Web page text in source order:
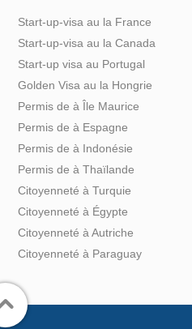
Start-up-visa au la France
Start-up-visa au la Canada
Start-up visa au Portugal
Golden Visa au la Hongrie
Permis de à Île Maurice
Permis de à Espagne
Permis de à Indonésie
Permis de à Thaïlande
Citoyenneté à Turquie
Citoyenneté à Égypte
Citoyenneté à Autriche
Citoyenneté à Paraguay